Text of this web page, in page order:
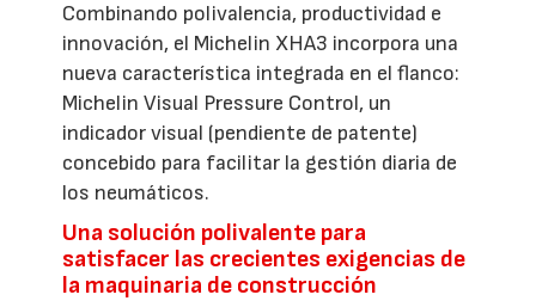
Combinando polivalencia, productividad e
innovación, el Michelin XHA3 incorpora una
nueva característica integrada en el flanco:
Michelin Visual Pressure Control, un
indicador visual (pendiente de patente)
concebido para facilitar la gestión diaria de
los neumáticos.
Una solución polivalente para
satisfacer las crecientes exigencias de
la maquinaria de construcción